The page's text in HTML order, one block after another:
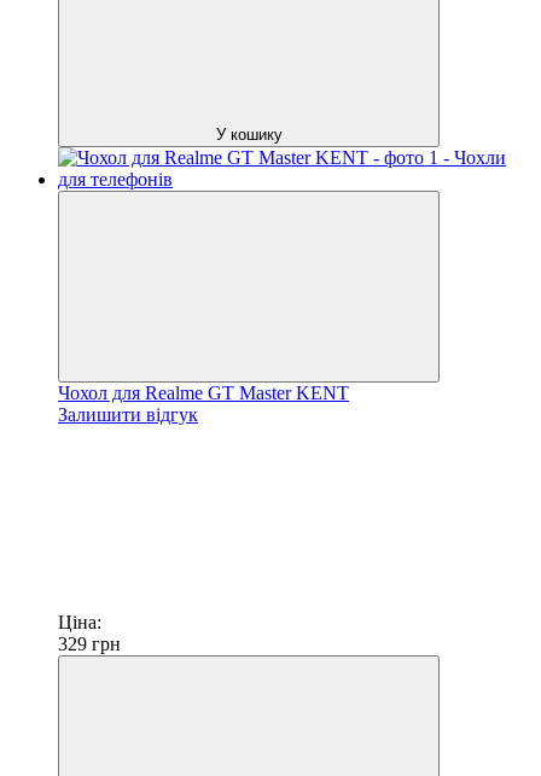
У кошику
Чохол для Realme GT Master KENT
Залишити відгук
Ціна:
329 грн